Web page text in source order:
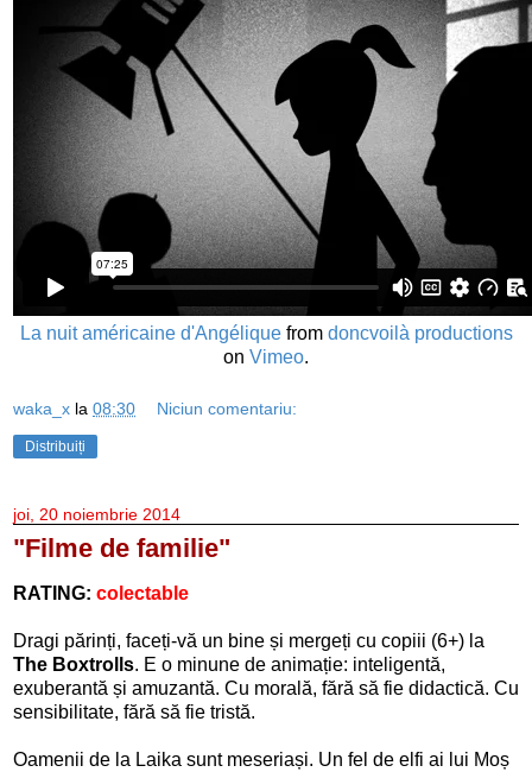
La nuit américaine d'Angéliquefrom doncvoilà productions
on Vimeo.
waka_x la 08:30 Niciun comentariu:
Distribuiți
joi, 20 noiembrie 2014
"Filme de familie"
RATING: colectable
Dragi părinți, faceți-vă un bine și mergeți cu copiii (6+) la
The Boxtrolls. E o minune de animație: inteligentă,
exuberantă și amuzantă. Cu morală, fără să fie didactică. Cu
sensibilitate, fără să fie tristă.
Oamenii de la Laika sunt meseriași. Un fel de elfi ai lui Moș